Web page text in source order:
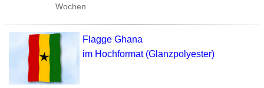
Wochen
Flagge Ghana
im Hochformat (Glanzpolyester)